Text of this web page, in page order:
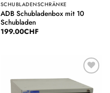
SCHUBLADENSCHRÄNKE
ADB Schubladenbox mit 10
Schubladen
199.00CHF
Auf die
Wunschliste